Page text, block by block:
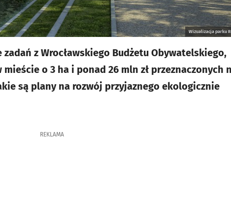
Wizualizacja parku
z Wrocławskiego Budżetu Obywatelskiego,
o 3 ha i ponad 26 mln zł przeznaczonych
są plany na rozwój przyjaznego ekologicznie
REKLAMA